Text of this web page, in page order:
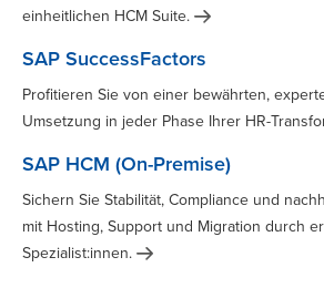
einheitlichen HCM Suite.
SAP SuccessFactors
Profitieren Sie von einer bewährten,
Umsetzung in jeder Phase Ihrer HR-
SAP HCM (On-Premise)
Sichern Sie Stabilität, Compliance und
mit Hosting, Support und Migration durch
Spezialist:innen.